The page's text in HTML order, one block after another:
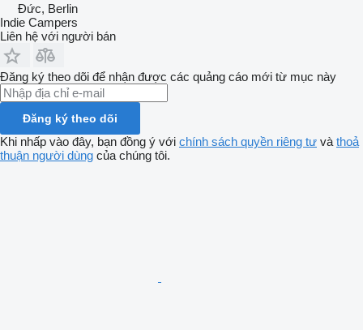
Đức, Berlin
Indie Campers
Liên hệ với người bán
Đăng ký theo dõi để nhận được các quảng cáo mới từ mục này
Đăng ký theo dõi
Khi nhấp vào đây, bạn đồng ý với chính sách quyền riêng tư và thoả
thuận người dùng của chúng tôi.